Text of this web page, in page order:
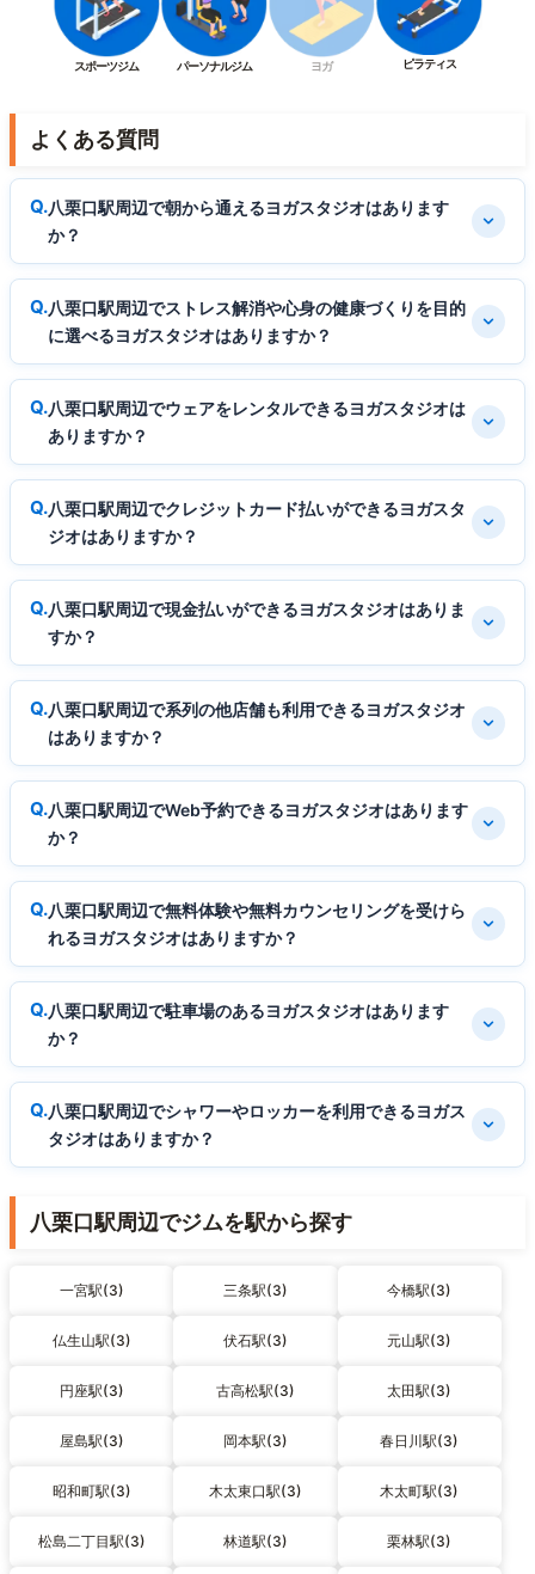
スポーツジム パーソナルジム ヨガ ピラティス
よくある質問
八栗口駅周辺で朝から通えるヨガスタジオはあります
か？
八栗口駅周辺でストレス解消や心身の健康づくりを目的
に選べるヨガスタジオはありますか？
八栗口駅周辺でウェアをレンタルできるヨガスタジオは
ありますか？
八栗口駅周辺でクレジットカード払いができるヨガスタ
ジオはありますか？
八栗口駅周辺で現金払いができるヨガスタジオはありま
すか？
八栗口駅周辺で系列の他店舗も利用できるヨガスタジオ
はありますか？
八栗口駅周辺でWeb予約できるヨガスタジオはあります
か？
八栗口駅周辺で無料体験や無料カウンセリングを受けら
れるヨガスタジオはありますか？
八栗口駅周辺で駐車場のあるヨガスタジオはあります
か？
八栗口駅周辺でシャワーやロッカーを利用できるヨガス
タジオはありますか？
八栗口駅周辺でジムを駅から探す
一宮駅(3) 三条駅(3) 今橋駅(3)
仏生山駅(3) 伏石駅(3) 元山駅(3)
円座駅(3) 古高松駅(3) 太田駅(3)
屋島駅(3) 岡本駅(3) 春日川駅(3)
昭和町駅(3) 木太東口駅(3) 木太町駅(3)
松島二丁目駅(3) 林道駅(3) 栗林駅(3)